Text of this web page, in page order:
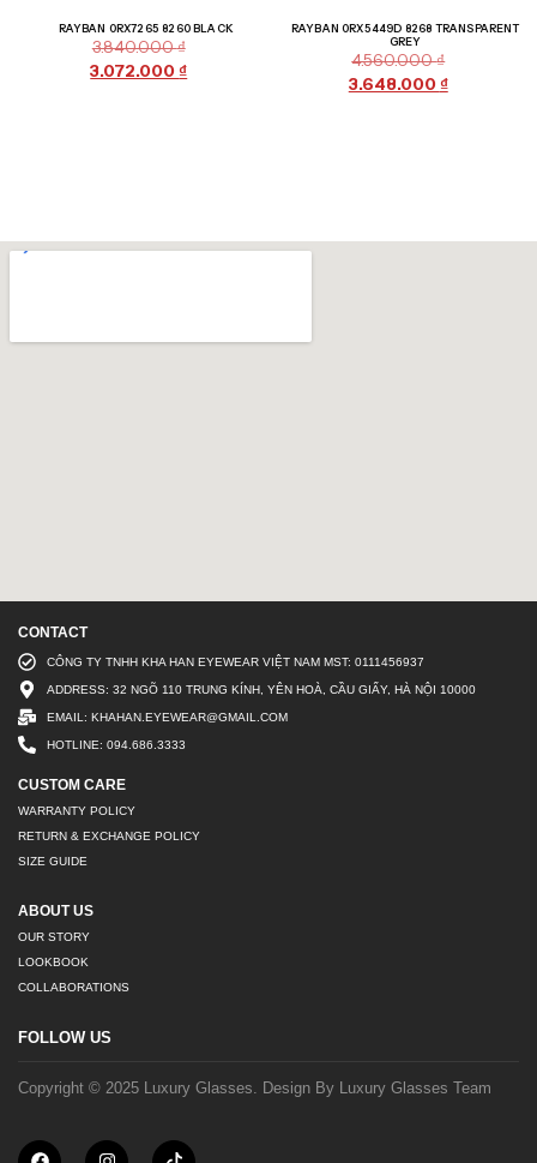
RAYBAN 0RX7265 8260 BLACK
3.840.000₫
3.072.000₫
RAYBAN 0RX5449D 8268 TRANSPARENT
GREY
4.560.000₫
3.648.000 ₫
CONTACT
CÔNG TY TNHH KHA HAN EYEWEAR VIỆT NAM MST: 0111456937
ADDRESS: 32 NGÕ 110 TRUNG KÍNH, YÊN HOÀ, CẦU GIẤY, HÀ NỘI 10000
EMAIL: KHAHAN.EYEWEAR@GMAIL.COM
HOTLINE: 094.686.3333
CUSTOM CARE
WARRANTY POLICY
RETURN & EXCHANGE POLICY
SIZE GUIDE
ABOUT US
OUR STORY
LOOKBOOK
COLLABORATIONS
FOLLOW US
Copyright © 2025 Luxury Glasses. Design By Luxury Glasses Team